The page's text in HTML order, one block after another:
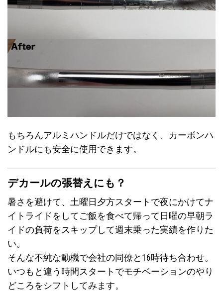
もちろんアルミハンドルだけではなく、カーボンハ
ンドルにも安全に使用できます。
デカールの張替えにも？
暑さを避けて、土曜日夕方スタートで夜にかけてナ
イトライドをしてご飯を食べて帰って日曜の早朝ラ
イドの負荷をスキップして週末乗った実績を作りた
い。
そんな不純な動機で会社の同僚と16時待ち合わせ。
いつもと違う時間スタートでモチベーションのやり
どころをシフトしてみます。